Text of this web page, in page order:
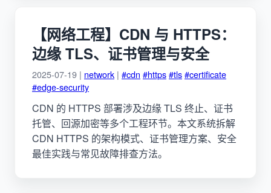
【网络工程】CDN 与 HTTPS：
边缘 TLS、证书管理与安全
2025-07-19 | network | #cdn #https#tls#certificate
#edge-security
CDN 的 HTTPS 部署涉及边缘 TLS 终止、证书
托管、回源加密等多个工程环节。本文系统拆解
CDN HTTPS 的架构模式、证书管理方案、安全
最佳实践与常见故障排查方法。